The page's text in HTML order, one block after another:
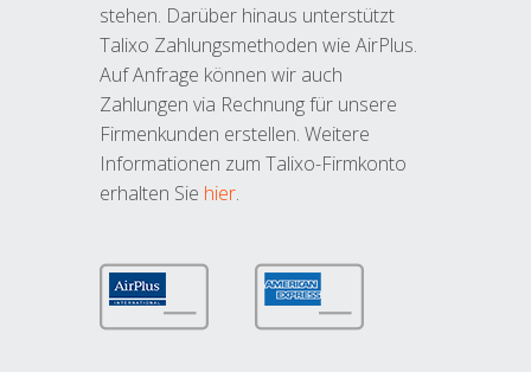
stehen. Darüber hinaus unterstützt
Talixo Zahlungsmethoden wie AirPlus.
Auf Anfrage können wir auch
Zahlungen via Rechnung für unsere
Firmenkunden erstellen. Weitere
Informationen zum Talixo-Firmkonto
erhalten Sie hier.